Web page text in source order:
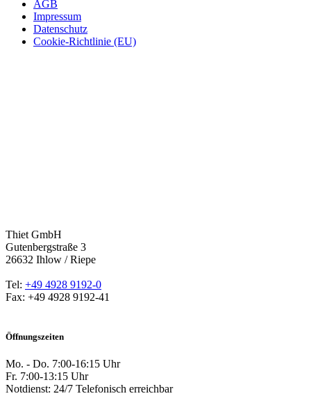
AGB
Impressum
Datenschutz
Cookie-Richtlinie (EU)
Thiet GmbH
Gutenbergstraße 3
26632 Ihlow / Riepe
Tel: +49 4928 9192-0
Fax: +49 4928 9192-41
Öffnungszeiten
Mo. - Do. 7:00-16:15 Uhr
Fr. 7:00-13:15 Uhr
Notdienst: 24/7 Telefonisch erreichbar